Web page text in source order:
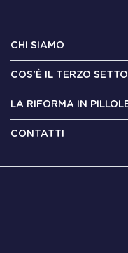
CHI SIAMO
COS'È IL TERZO
LA RIFORMA IN
CONTATTI